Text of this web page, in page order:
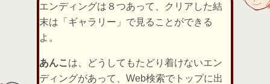
エンディングは８つあって、クリアした結
末は「ギャラリー」で見ることができる
よ。
あんこ は、どうしてもたどり着けないエン
ディングがあって、Web検索でトップに出